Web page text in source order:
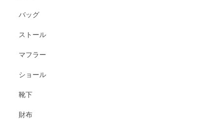
バッグ
ストール
マフラー
ショール
靴下
財布